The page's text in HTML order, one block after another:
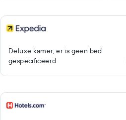
toeslagen van toepassing.
Deluxe kamer, er is geen bed
gespecificeerd